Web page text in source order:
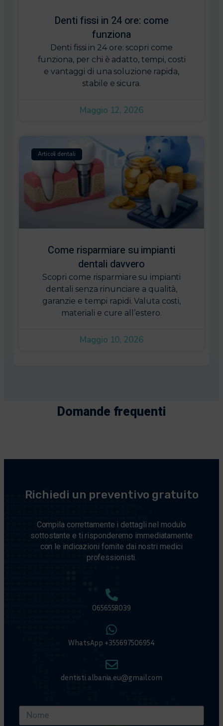
Denti fissi in 24 ore: come
funziona
Denti fissi in 24 ore: scopri come
funziona, per chi è adatto, tempi, costi
e vantaggi di una soluzione rapida,
stabile e sicura.
Maggio 12, 2026
Articoli dentali
Come risparmiare su impianti
dentali davvero
Scopri come risparmiare su impianti
dentali senza rinunciare a qualità,
garanzie e tempi rapidi. Valuta costi,
materiali e cure all’estero.
Maggio 10, 2026
Domande frequenti
Richiedi un preventivo gratuito
Compila correttamente i dettagli nel modulo
sottostante e ti risponderemo immediatamente
con le indicazioni fornite dai nostri medici
professionisti.
0656558039
WhatsApp +355697506954
dentisti.albania.eu@gmail.com